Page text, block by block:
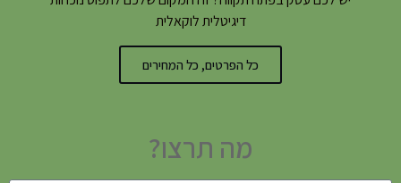
דיגיטלית לוקאלית
כל הפרטים, כל המחירים
מה תרצו?